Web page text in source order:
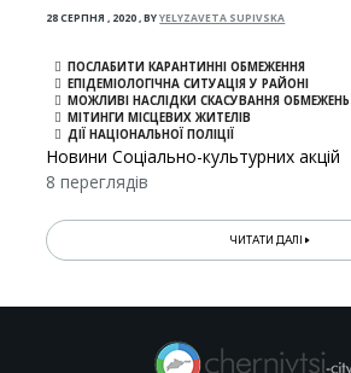
28 СЕРПНЯ , 2020,BYYELYZAVETA SUPIVSKA
ПОСЛАБИТИ КАРАНТИННІ ОБМЕЖЕННЯ
ЕПІДЕМІОЛОГІЧНА СИТУАЦІЯ У РАЙОНІ
МОЖЛИВІ НАСЛІДКИ СКАСУВАННЯ ОБМЕЖЕНЬ
МІТИНГИ МІСЦЕВИХ ЖИТЕЛІВ
ДІЇ НАЦІОНАЛЬНОЇ ПОЛІЦІЇ
Новини Соціально-культурних акцій
8 переглядів
ЧИТАТИ ДАЛІ